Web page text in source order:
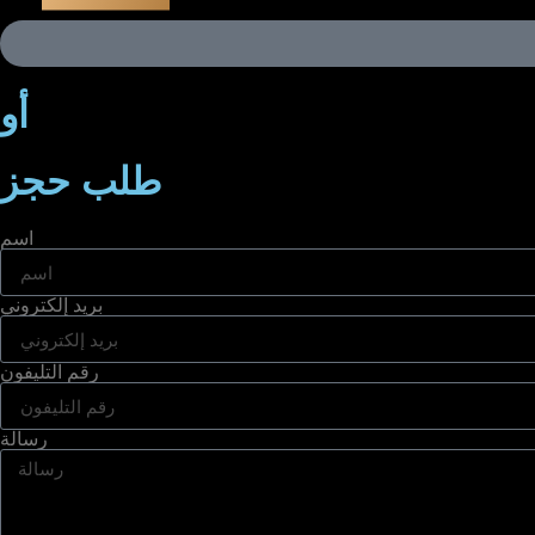
أو
طلب حجز
اسم
بريد إلكتروني
رقم التليفون
رسالة